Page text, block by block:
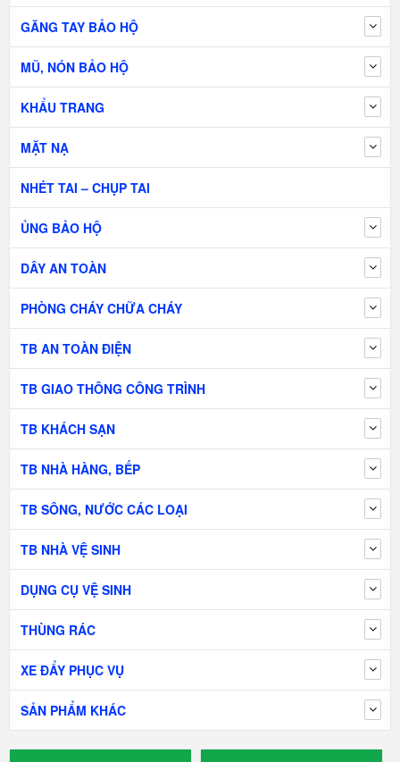
GĂNG TAY BẢO HỘ
MŨ, NÓN BẢO HỘ
KHẨU TRANG
MẶT NẠ
NHÉT TAI – CHỤP TAI
ỦNG BẢO HỘ
DÂY AN TOÀN
PHÒNG CHÁY CHỮA CHÁY
TB AN TOÀN ĐIỆN
TB GIAO THÔNG CÔNG TRÌNH
TB KHÁCH SẠN
TB NHÀ HÀNG, BẾP
TB SÔNG, NƯỚC CÁC LOẠI
TB NHÀ VỆ SINH
DỤNG CỤ VỆ SINH
THÙNG RÁC
XE ĐẨY PHỤC VỤ
SẢN PHẨM KHÁC